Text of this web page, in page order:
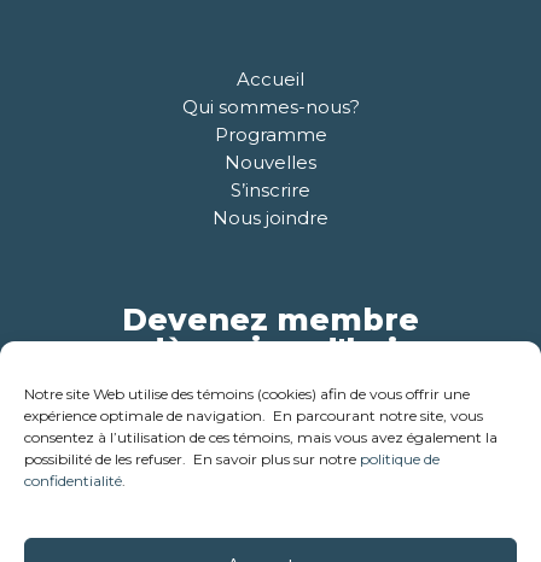
Notre site Web utilise des témoins (cookies) afin de vous offrir une
expérience optimale de navigation. En parcourant notre site, vous
consentez à l’utilisation de ces témoins, mais vous avez également la
possibilité de les refuser. En savoir plus sur notre politique de
confidentialité.
Accueil
Qui sommes-nous?
Programme
Nouvelles
S’inscrire
Nous joindre
Devenez membre
dès aujourd'hui
Pour plus d'informations